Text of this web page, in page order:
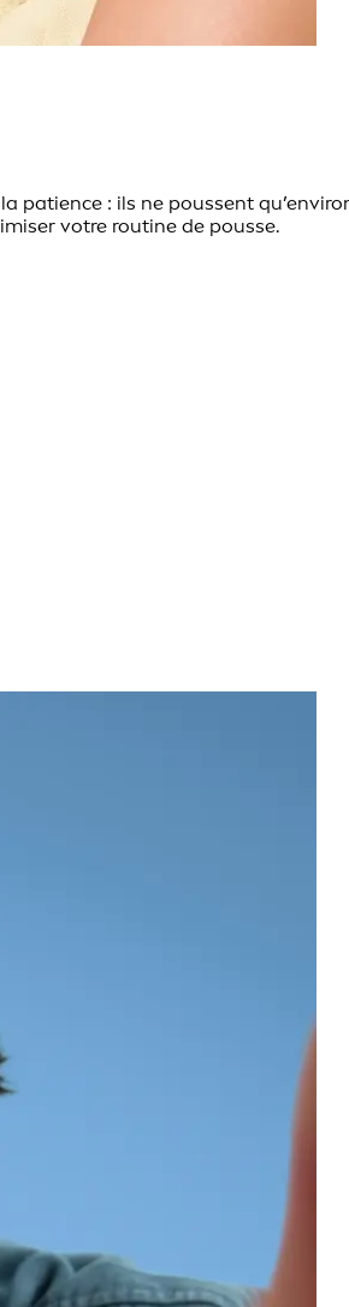
: ils ne poussent
votre routine de pousse.